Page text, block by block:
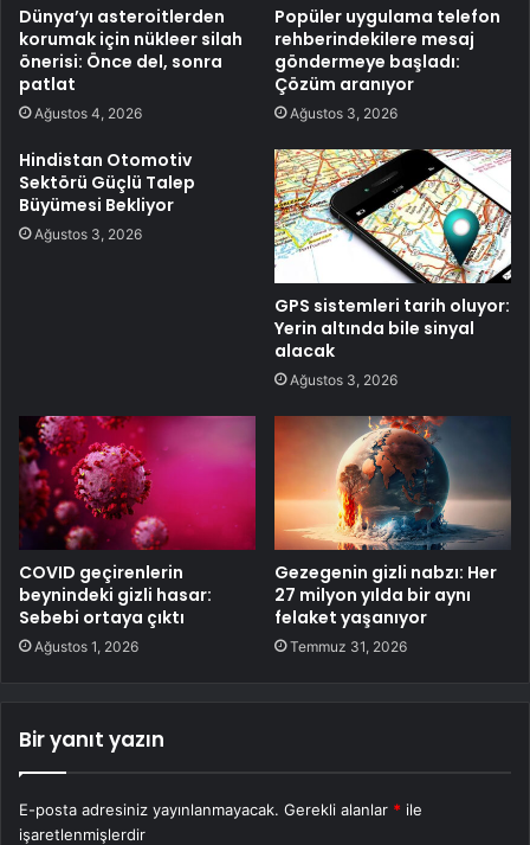
Dünya’yı asteroitlerden
korumak için nükleer silah
önerisi: Önce del, sonra
patlat
Ağustos 4, 2026
Popüler uygulama telefon
rehberindekilere mesaj
göndermeye başladı:
Çözüm aranıyor
Ağustos 3, 2026
Hindistan Otomotiv
Sektörü Güçlü Talep
Büyümesi Bekliyor
Ağustos 3, 2026
GPS sistemleri tarih oluyor:
Yerin altında bile sinyal
alacak
Ağustos 3, 2026
COVID geçirenlerin
beynindeki gizli hasar:
Sebebi ortaya çıktı
Ağustos 1, 2026
Gezegenin gizli nabzı: Her
27 milyon yılda bir aynı
felaket yaşanıyor
Temmuz 31, 2026
Bir yanıt yazın
E-posta adresiniz yayınlanmayacak. Gerekli alanlar * ile
işaretlenmişlerdir